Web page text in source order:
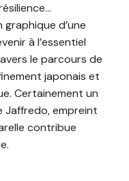
d’une
à l’essentiel
le parcours de
japonais et
Certainement un
Jaffredo, empreint
contribue